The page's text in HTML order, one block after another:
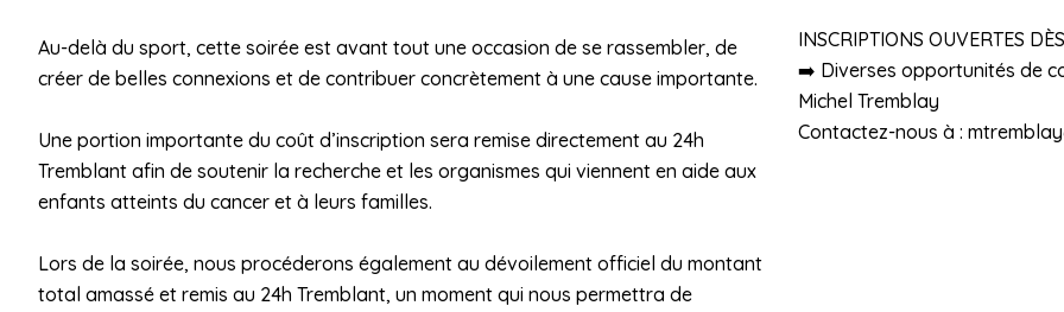
Au-delà du sport, cette soirée est avant tout une occasion de se rassembler, de
créer de belles connexions et de contribuer concrètement à une cause importante.
Une portion importante du coût d’inscription sera remise directement au 24h
Tremblant afin de soutenir la recherche et les organismes qui viennent en aide aux
enfants atteints du cancer et à leurs familles.
Lors de la soirée, nous procéderons également au dévoilement officiel du montant
total amassé et remis au 24h Tremblant, un moment qui nous permettra de
INSCRIPTIONS OUVERTES
➡️ Diverses opportunités de
Michel Tremblay
Contactez-nous à :